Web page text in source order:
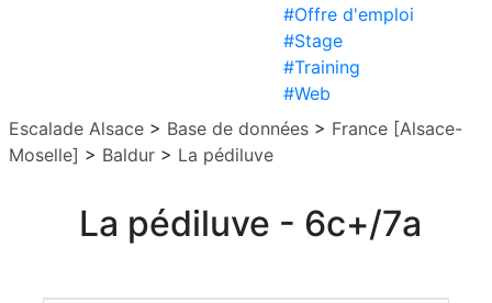
#Offre d'emploi
#Stage
#Training
#Web
Escalade Alsace > Base de données > France [Alsace-
Moselle] > Baldur > La pédiluve
La pédiluve - 6c+/7a